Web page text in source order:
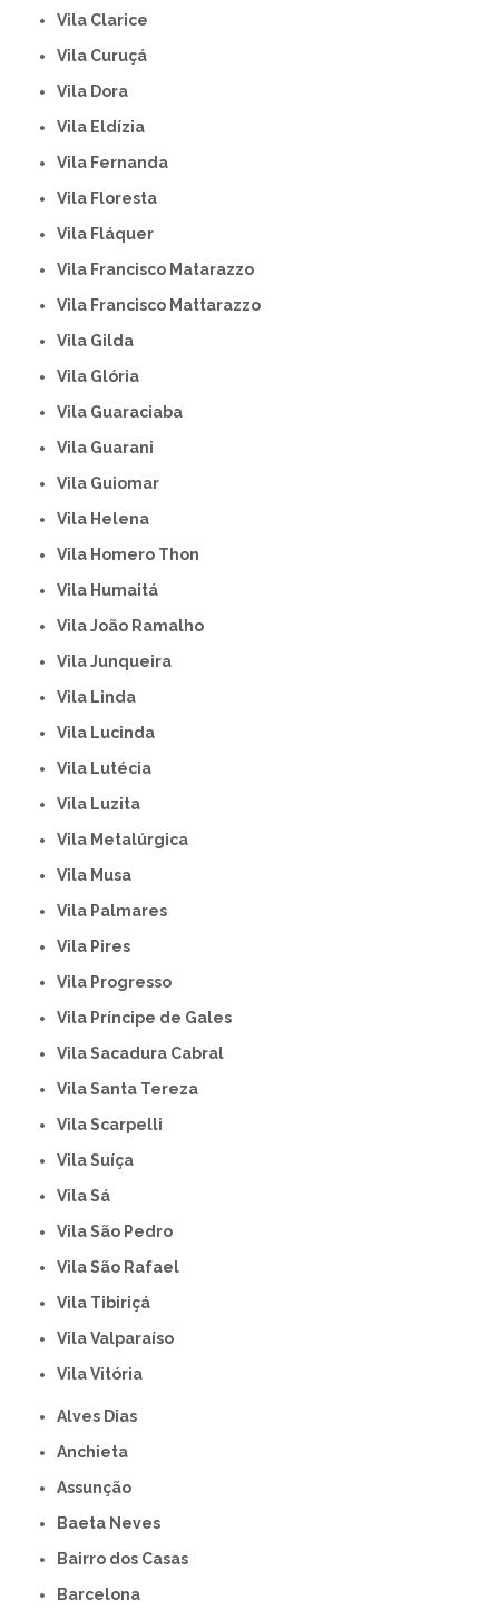
Vila Clarice
Vila Curuçá
Vila Dora
Vila Eldízia
Vila Fernanda
Vila Floresta
Vila Fláquer
Vila Francisco Matarazzo
Vila Francisco Mattarazzo
Vila Gilda
Vila Glória
Vila Guaraciaba
Vila Guarani
Vila Guiomar
Vila Helena
Vila Homero Thon
Vila Humaitá
Vila João Ramalho
Vila Junqueira
Vila Linda
Vila Lucinda
Vila Lutécia
Vila Luzita
Vila Metalúrgica
Vila Musa
Vila Palmares
Vila Pires
Vila Progresso
Vila Príncipe de Gales
Vila Sacadura Cabral
Vila Santa Tereza
Vila Scarpelli
Vila Suíça
Vila Sá
Vila São Pedro
Vila São Rafael
Vila Tibiriçá
Vila Valparaíso
Vila Vitória
Alves Dias
Anchieta
Assunção
Baeta Neves
Bairro dos Casas
Barcelona